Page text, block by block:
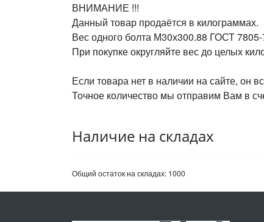
ВНИМАНИЕ !!!
Данный товар продаётся в килограммах.
Вес одного болта М30х300.88 ГОСТ
При покупке округляйте вес до целых
Если товара нет в наличии на сайте, он
Точное количество мы отправим Вам в
Наличие на складах
Общий остаток на складах: 1000